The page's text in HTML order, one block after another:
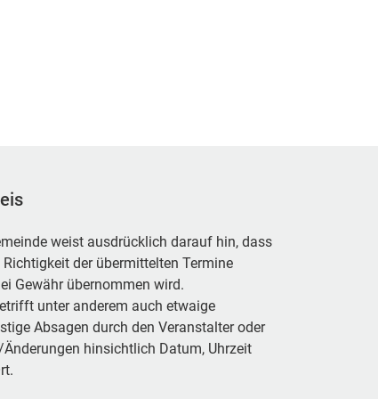
weist ausdrücklich darauf hin, dass
der übermittelten Termine
Gewähr übernommen wird.
unter anderem auch etwaige
Absagen durch den Veranstalter oder
Änderungen hinsichtlich Datum, Uhrzeit